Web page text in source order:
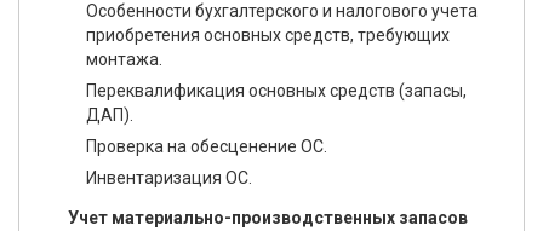
Особенности бухгалтерского и налогового учета
приобретения основных средств, требующих
монтажа.
Переквалификация основных средств (запасы,
ДАП).
Проверка на обесценение ОС.
Инвентаризация ОС.
Учет материально-производственных запасов